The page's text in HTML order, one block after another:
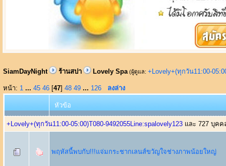
SiamDayNight ร้านสปา Lovely Spa (ผู้ดูแล: +Lovely+(ทุกวัน11:00-
หน้า: 1 ... 45 46 [47] 48 49 ... 126 ลงล่าง
หัวข้อ
+Lovely+(ทุกวัน11:00-05:00)T080-9492055Line:spalovely123 และ 727 บุคค
พฤหัสนี้พบกับ!!!แจ่มกระชากเลนส์ขวัญใจช่างภาพน้อยใหญ่